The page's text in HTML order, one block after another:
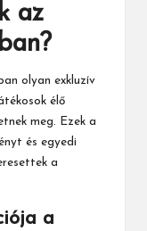
az
olyan exkluzív
élő
meg. Ezek a
és egyedi
a
a